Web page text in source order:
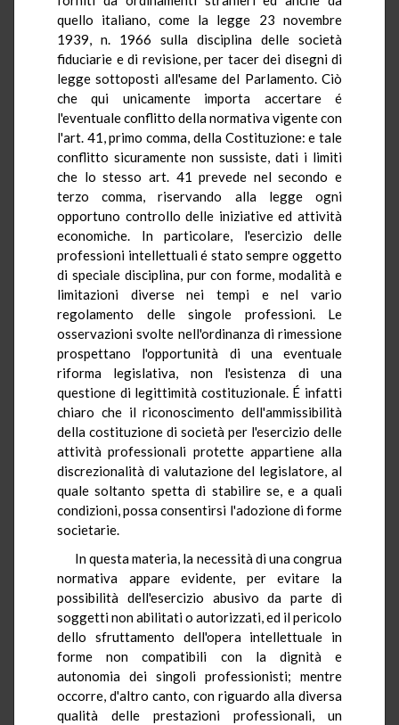
quello italiano, come la legge 23 novembre
1939, n. 1966 sulla disciplina delle società
fiduciarie e di revisione, per tacer dei disegni di
legge sottoposti all'esame del Parlamento. Ciò
che qui unicamente importa accertare é
l'eventuale conflitto della normativa vigente con
l'art. 41, primo comma, della Costituzione: e tale
conflitto sicuramente non sussiste, dati i limiti
che lo stesso art. 41 prevede nel secondo e
terzo comma, riservando alla legge ogni
opportuno controllo delle iniziative ed attività
economiche. In particolare, l'esercizio delle
professioni intellettuali é stato sempre oggetto
di speciale disciplina, pur con forme, modalità e
limitazioni diverse nei tempi e nel vario
regolamento delle singole professioni. Le
osservazioni svolte nell'ordinanza di rimessione
prospettano l'opportunità di una eventuale
riforma legislativa, non l'esistenza di una
questione di legittimità costituzionale. É infatti
chiaro che il riconoscimento dell'ammissibilità
della costituzione di società per l'esercizio delle
attività professionali protette appartiene alla
discrezionalità di valutazione del legislatore, al
quale soltanto spetta di stabilire se, e a quali
condizioni, possa consentirsi l'adozione di forme
societarie.
In questa materia, la necessità di una congrua
normativa appare evidente, per evitare la
possibilità dell'esercizio abusivo da parte di
soggetti non abilitati o autorizzati, ed il pericolo
dello sfruttamento dell'opera intellettuale in
forme non compatibili con la dignità e
autonomia dei singoli professionisti; mentre
occorre, d'altro canto, con riguardo alla diversa
qualità delle prestazioni professionali, un